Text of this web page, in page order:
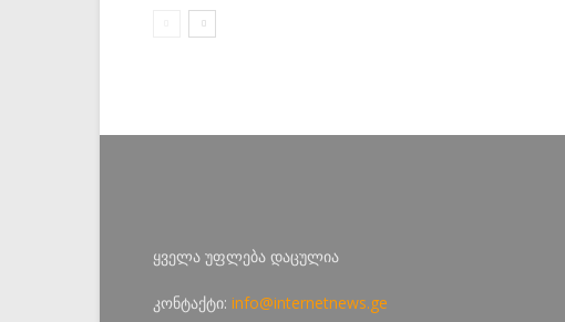
ყველა უფლება დაცულია
კონტაქტი: info@internetnews.ge